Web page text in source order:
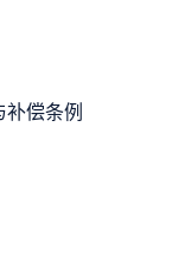
补偿条例